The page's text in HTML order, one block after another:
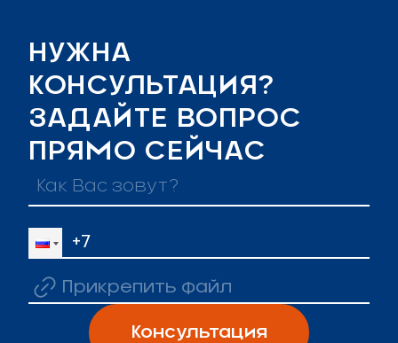
НУЖНА
КОНСУЛЬТАЦИЯ?
ЗАДАЙТЕ ВОПРОС
ПРЯМО СЕЙЧАС
Прикрепить файл
Консультация